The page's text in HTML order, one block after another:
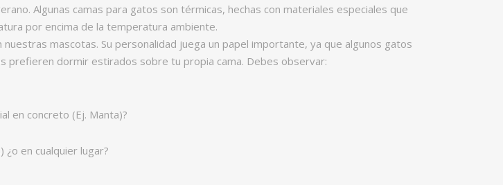
Algunas camas para gatos son térmicas, hechas con materiales especiales que
por encima de la temperatura ambiente.
mascotas. Su personalidad juega un papel importante, ya que algunos gatos
dormir estirados sobre tu propia cama. Debes observar:
en concreto (Ej. Manta)?
¿o en cualquier lugar?